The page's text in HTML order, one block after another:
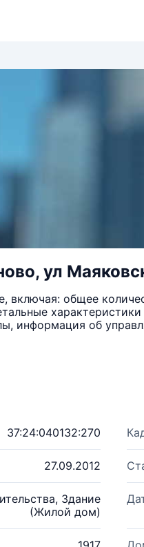
ул
общее
информация об
37:24:040132:270
27.09.2012
Здание
(Жилой дом)